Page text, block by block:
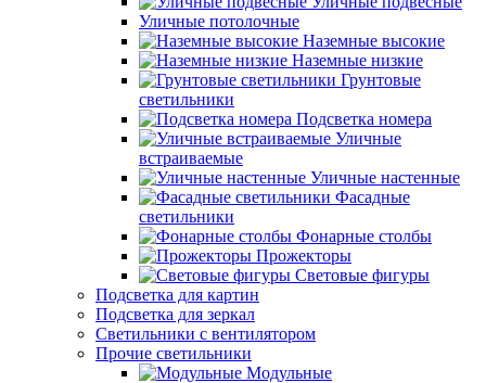
Уличные потолочные
Наземные высокие
Наземные низкие
Грунтовые
светильники
Подсветка номера
Уличные
встраиваемые
Уличные настенные
Фасадные
светильники
Фонарные столбы
Прожекторы
Световые фигуры
Подсветка для картин
Подсветка для зеркал
Светильники с вентилятором
Прочие светильники
Модульные